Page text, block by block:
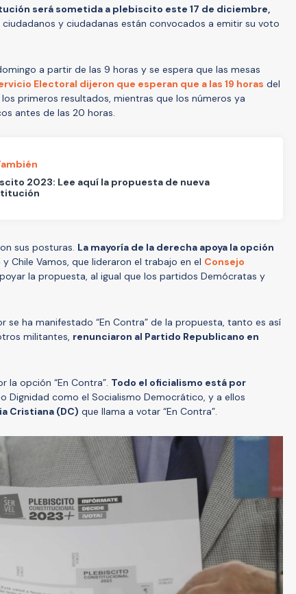
será sometida a plebiscito este 17 de diciembre,
y ciudadanas están convocados a emitir su voto
a partir de las 9 horas y se espera que las mesas
Electoral dijeron que esperan que a las 19 horas del
primeros resultados, mientras que los números ya
antes de las 20 horas.
2023: Lee aquí la propuesta de nueva
sus posturas. La mayoría de la derecha apoya la opción
Chile Vamos, que lideraron el trabajo en el Consejo
la propuesta, al igual que los partidos Demócratas y
se ha manifestado “En Contra” de la propuesta, tanto es así
militantes, renunciaron al Partido Republicano en
la opción “En Contra”. Todo el oficialismo está por
Dignidad como el Socialismo Democrático, y a ellos
Cristiana (DC) que llama a votar “En Contra”.